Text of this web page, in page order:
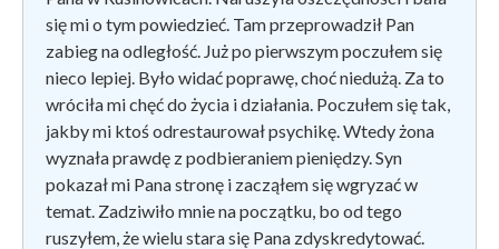
się mi o tym powiedzieć. Tam przeprowadził Pan
zabieg na odległość. Już po pierwszym poczułem się
nieco lepiej. Było widać poprawę, choć niedużą. Za to
wróciła mi chęć do życia i działania. Poczułem się tak,
jakby mi ktoś odrestaurował psychikę. Wtedy żona
wyznała prawdę z podbieraniem pieniędzy. Syn
pokazał mi Pana stronę i zacząłem się wgryzać w
temat. Zadziwiło mnie na początku, bo od tego
ruszyłem, że wielu stara się Pana zdyskredytować.